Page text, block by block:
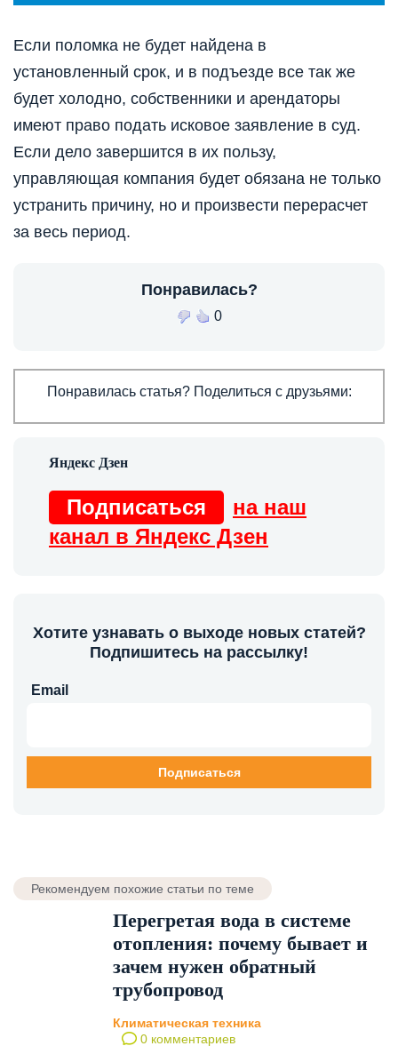
Если поломка не будет найдена в
установленный срок, и в подъезде все так же
будет холодно, собственники и арендаторы
имеют право подать исковое заявление в суд.
Если дело завершится в их пользу,
управляющая компания будет обязана не только
устранить причину, но и произвести перерасчет
за весь период.
Понравилась?
0
Понравилась статья? Поделиться с друзьями:
Подписаться
на наш
канал в Яндекс Дзен
Хотите узнавать о выходе новых статей?
Подпишитесь на рассылку!
Email
Рекомендуем похожие статьи по теме
Перегретая вода в системе
отопления: почему бывает и
зачем нужен обратный
трубопровод
Климатическая техника
0 комментариев